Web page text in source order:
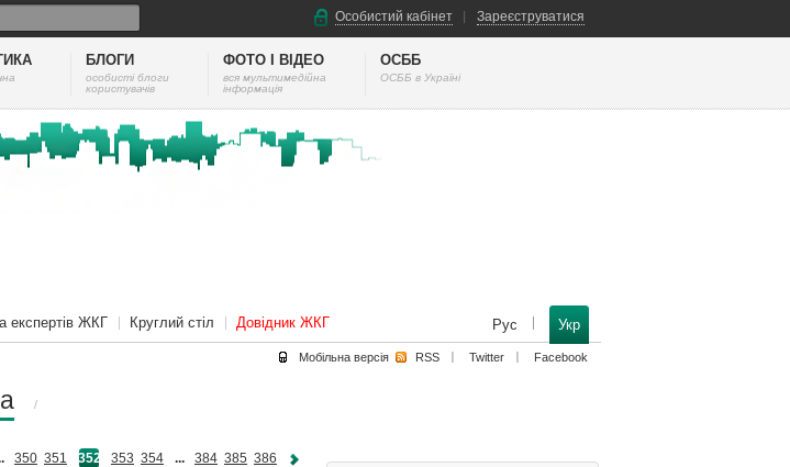
Особистий кабінет Зареєструватися
БЛОГИ
особисті блоги
користувачів
ФОТО І ВІДЕО
вся мультимедійна
інформація
ОСББ
ОСББ в Україні
експертів ЖКГ Круглий стіл Довідник ЖКГ Рус Укр
Мобільна версiя RSS Twitter Facebook
/
350 351 352 353 354 ... 384 385 386